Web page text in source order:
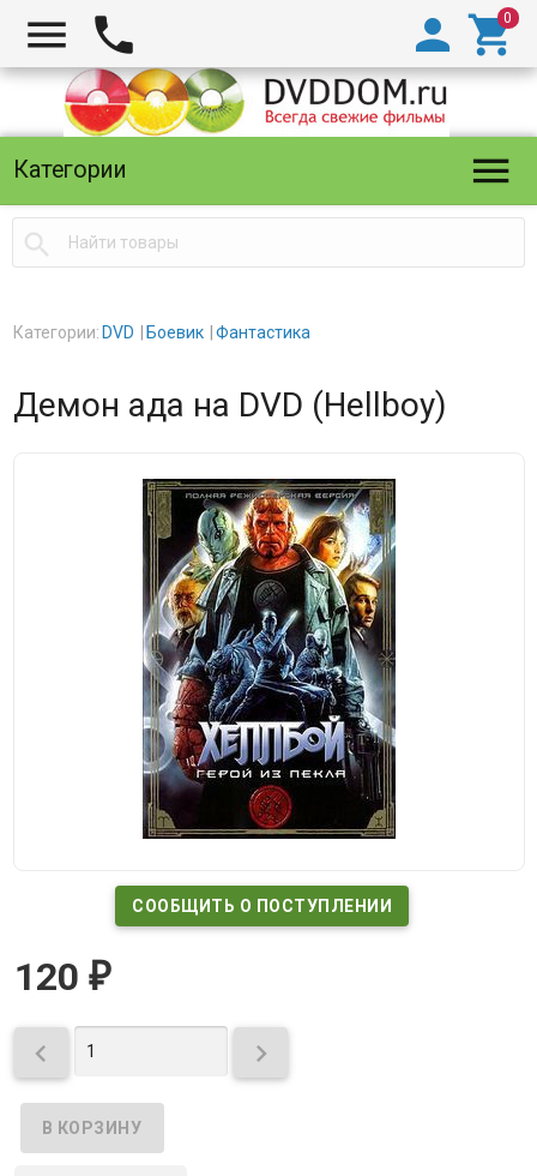
  

Категории 

Категории: DVD Боевик Фантастика
Демон ада на DVD (Hellboy)
СООБЩИТЬ О ПОСТУПЛЕНИИ
120 ₽
 